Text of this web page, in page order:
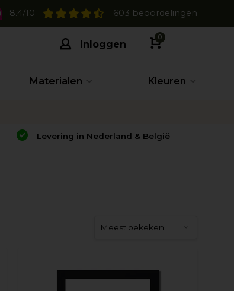
8.4/10 603 beoordelingen
Inloggen
0
Materialen Kleuren
Levering in Nederland & België